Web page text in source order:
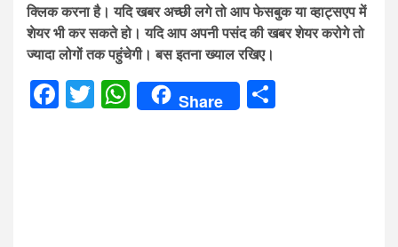
क्लिक करना है। यदि खबर अच्छी लगे तो आप फेसबुक या व्हाट्सएप में
शेयर भी कर सकते हो। यदि आप अपनी पसंद की खबर शेयर करोगे तो
ज्यादा लोगों तक पहुंचेगी। बस इतना ख्याल रखिए।
Facebook
Twitter
WhatsApp
Share